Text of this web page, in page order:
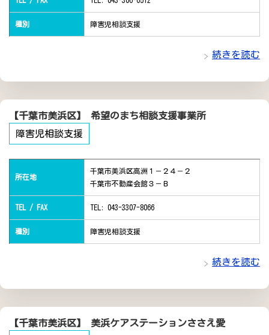
種別 障害児相談支援
続きを読む
【千葉市美浜区】 希望のまち相談支援事業所
障害児相談支援
所在地
千葉市美浜区高洲１－２４－２
千葉市不動産会館３－Ｂ
TEL / FAX TEL: 043-3307-8066
種別 障害児相談支援
続きを読む
【千葉市美浜区】 美浜ケアステーションささえ愛